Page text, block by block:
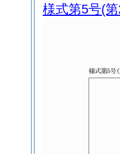
様式第5号(